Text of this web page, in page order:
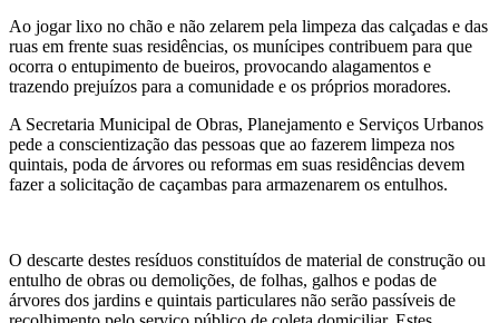
Ao jogar lixo no chão e não zelarem pela limpeza das calçadas e das
ruas em frente suas residências, os munícipes contribuem para que
ocorra o entupimento de bueiros, provocando alagamentos e
trazendo prejuízos para a comunidade e os próprios moradores.
A Secretaria Municipal de Obras, Planejamento e Serviços Urbanos
pede a conscientização das pessoas que ao fazerem limpeza nos
quintais, poda de árvores ou reformas em suas residências devem
fazer a solicitação de caçambas para armazenarem os entulhos.
O descarte destes resíduos constituídos de material de construção ou
entulho de obras ou demolições, de folhas, galhos e podas de
árvores dos jardins e quintais particulares não serão passíveis de